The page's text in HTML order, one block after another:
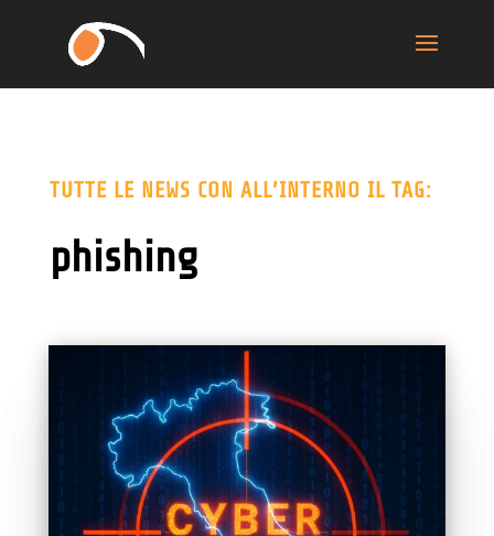
TUTTE LE NEWS CON ALL’INTERNO IL TAG:
phishing